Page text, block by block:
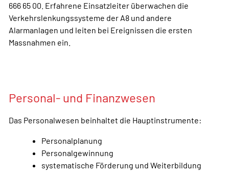
666 65 00. Erfahrene Einsatzleiter überwachen die
Verkehrslenkungssysteme der A8 und andere
Alarmanlagen und leiten bei Ereignissen die ersten
Massnahmen ein.
Personal- und Finanzwesen
Das Personalwesen beinhaltet die Hauptinstrumente:
Personalplanung
Personalgewinnung
systematische Förderung und Weiterbildung